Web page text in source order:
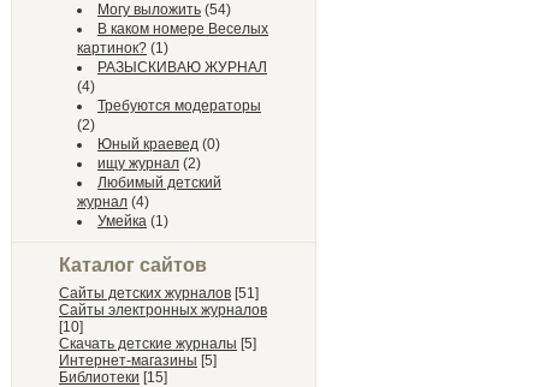
Могу выложить (54)
В каком номере Веселых
картинок? (1)
РАЗЫСКИВАЮ ЖУРНАЛ
(4)
Требуются модераторы
(2)
Юный краевед (0)
ищу журнал (2)
Любимый детский
журнал (4)
Умейка (1)
Каталог сайтов
Сайты детских журналов [51]
Сайты электронных журналов
[10]
Скачать детские журналы [5]
Интернет-магазины [5]
Библиотеки [15]